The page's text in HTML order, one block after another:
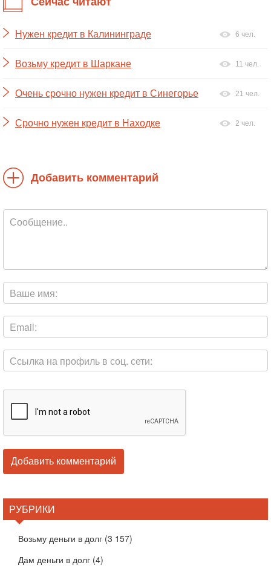
Нужен кредит в Калининграде 6 чел.
Возьму кредит в Шаркане 11 чел.
Очень срочно нужен кредит в Синегорье 21 чел.
Срочно нужен кредит в Находке 2 чел.
Добавить комментарий
РУБРИКИ
Возьму деньги в долг (3 157)
Дам деньги в долг (4)